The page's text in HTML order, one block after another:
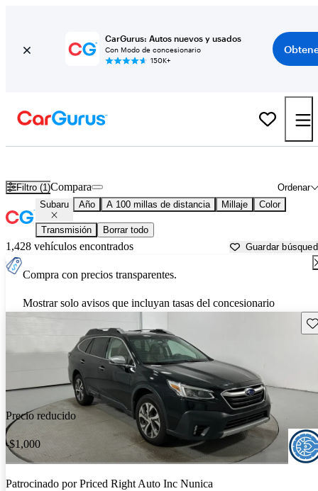
CarGurus: Autos nuevos y usados
Con Modo de concesionario
150K+
Filtro (1) Ordenar
Compara
Subaru Año A 100 millas de distancia Millaje Color
Transmisión Borrar todo
1,428 vehículos encontrados Guardar
Compra con precios transparentes.
Mostrar solo avisos que incluyan tasas del concesionario
Precio reducido
-$1,000
Patrocinado porPriced Right Auto Inc Nunica